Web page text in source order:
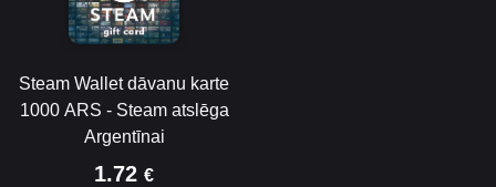
Steam Wallet dāvanu karte
1000 ARS - Steam atslēga
Argentīnai
1.72 €